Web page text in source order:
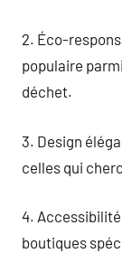
2. Éco-
populaire
déchet.
3. Design
celles qui
4.
boutiques